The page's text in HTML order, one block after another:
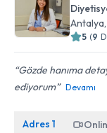
Antalya
5 (9
Gözde hanıma
ediyorum
Devamı
Adres1